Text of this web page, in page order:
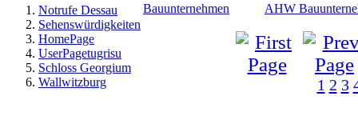
Notrufe Dessau
Sehenswürdigkeiten
HomePage
UserPagetugrisu
Schloss Georgium
Wallwitzburg
Bauunternehmen AHW
1 2 3